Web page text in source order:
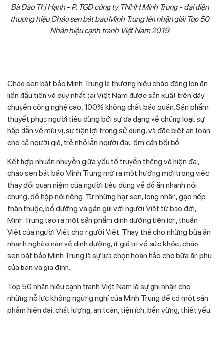
Bà Đào Thị Hạnh - P. TGĐ công ty TNHH Minh Trung - đại diện
thương hiệu Cháo sen bát bảo Minh Trung lên nhận giải Top 50
Nhãn hiệu cạnh tranh Việt Nam 2019
Cháo sen bát bảo Minh Trung là thương hiệu cháo đóng lon ăn
liền đầu tiên và duy nhất tại Việt Nam được sản xuất trên dây
chuyền công nghệ cao, 100% không chất bảo quản. Sản phẩm
thuyết phục người tiêu dùng bởi sự đa dạng về chủng loại, sự
hấp dẫn về mùi vị, sự tiện lợi trong sử dụng, và đặc biệt an toàn
cho cả người già, trẻ nhỏ lẫn người đau ốm cần bồi bổ.
Kết hợp nhuần nhuyễn giữa yếu tố truyền thống và hiện đại,
cháo sen bát bảo Minh Trung mở ra một hướng mới trong việc
thay đổi quan niệm của người tiêu dùng về đồ ăn nhanh nói
chung, đồ hộp nói riêng. Từ những hạt sen, long nhãn, gạo nếp
thân thuộc, bổ dưỡng và gần gũi với người Việt từ bao đời,
Minh Trung tạo ra một sản phẩm dinh dưỡng tiện ích, thuần
Việt của người Việt cho người Việt. Thay thế cho những bữa ăn
nhanh nghèo nàn về dinh dưỡng, ít giá trị về sức khỏe, cháo
sen bát bảo Minh Trung là sự lựa chọn hoàn hảo cho bữa ăn phụ
của bạn và gia đình.
Top 50 nhãn hiệu cạnh tranh Việt Nam là sự ghi nhận cho
những nỗ lực không ngừng nghỉ của Minh Trung để có một sản
phẩm hiện đại, chất lượng, an toàn, tiện ích, bền vững, thiết yếu.